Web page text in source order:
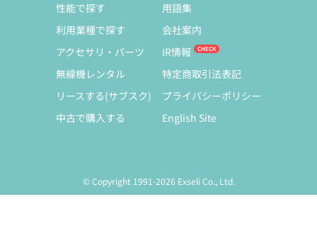
性能で探す
利用業種で探す
アクセサリ・パーツ
無線機レンタル
リースする(サブスク)
中古で購入する
用語集
会社案内
IR情報
特定商取引法表記
プライバシーポリシー
English Site
© Copyright 1991-2026 Exseli Co., Ltd.